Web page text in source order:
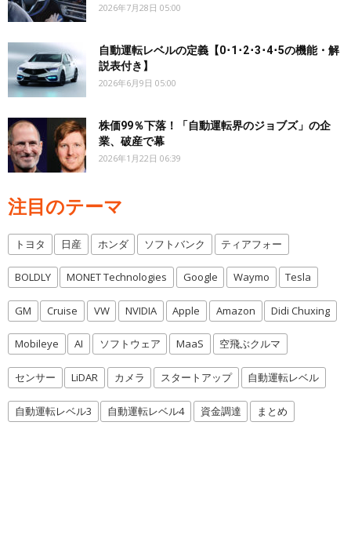
2026年7月28日 05:00
自動運転レベルの定義【0･1･2･3･4･5の機能・解
説表付き】
2026年6月9日 05:00
株価99％下落！「自動運転界のジョブズ」の企
業、破産で幕
2026年1月22日 06:39
注目のテーマ
トヨタ 日産 ホンダ ソフトバンク ティアフォー
BOLDLY MONET Technologies Google Waymo Tesla
GM Cruise VW NVIDIA Apple Amazon Didi Chuxing
Mobileye AI ソフトウェア MaaS 空飛ぶクルマ
センサー LiDAR カメラ スタートアップ 自動運転レベル
自動運転レベル3 自動運転レベル4 資金調達 まとめ